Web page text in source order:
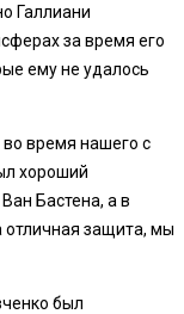
Галлиани
за время его
ему не удалось
время нашего с
хороший
Бастена, а в
защита, мы
был